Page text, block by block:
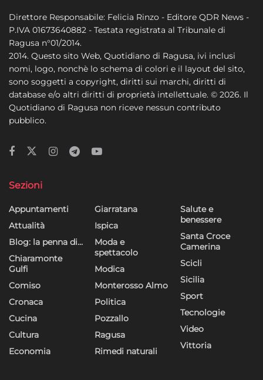
Direttore Responsabile: Felicia Rinzo - Editore QDR News -
P.IVA 01673640882 - Testata registrata al Tribunale di
Ragusa n°01/2014.
2014. Questo sito Web, Quotidiano di Ragusa, ivi inclusi
nomi, logo, nonchè lo schema di colori e il layout del sito,
sono soggetti a copyright, diritti sui marchi, diritti di
database e/o altri diritti di proprietà intellettuale. © 2026. Il
Quotidiano di Ragusa non riceve nessun contributo
pubblico.
Sezioni
Appuntamenti
Attualità
Blog: la penna di…
Chiaramonte
Gulfi
Comiso
Cronaca
Cucina
Cultura
Economia
Giarratana
Ispica
Moda e
spettacolo
Modica
Monterosso Almo
Politica
Pozzallo
Ragusa
Rimedi naturali
Salute e
benessere
Santa Croce
Camerina
Scicli
Sicilia
Sport
Tecnologie
Video
Vittoria